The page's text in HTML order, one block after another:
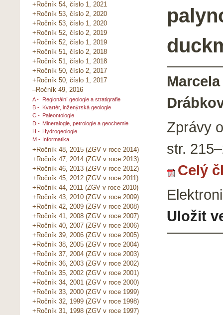
+Ročník 54, číslo 1, 2021
+Ročník 53, číslo 2, 2020
+Ročník 53, číslo 1, 2020
+Ročník 52, číslo 2, 2019
+Ročník 52, číslo 1, 2019
+Ročník 51, číslo 2, 2018
+Ročník 51, číslo 1, 2018
+Ročník 50, číslo 2, 2017
+Ročník 50, číslo 1, 2017
–Ročník 49, 2016
A -
Regionální geologie a stratigrafie
B - Kvartér, inženýrská geologie
C - Paleontologie
D - Mineralogie, petrologie a geochemie
H - Hydrogeologie
M - Informatika
+Ročník 48, 2015 (ZGV v roce 2014)
+Ročník 47, 2014 (ZGV v roce 2013)
+Ročník 46, 2013 (ZGV v roce 2012)
+Ročník 45, 2012 (ZGV v roce 2011)
+Ročník 44, 2011 (ZGV v roce 2010)
+Ročník 43, 2010 (ZGV v roce 2009)
+Ročník 42, 2009 (ZGV v roce 2008)
+Ročník 41, 2008 (ZGV v roce 2007)
+Ročník 40, 2007 (ZGV v roce 2006)
+Ročník 39, 2006 (ZGV v roce 2005)
+Ročník 38, 2005 (ZGV v roce 2004)
+Ročník 37, 2004 (ZGV v roce 2003)
+Ročník 36, 2003 (ZGV v roce 2002)
+Ročník 35, 2002 (ZGV v roce 2001)
+Ročník 34, 2001 (ZGV v roce 2000)
+Ročník 33, 2000 (ZGV v roce 1999)
+Ročník 32, 1999 (ZGV v roce 1998)
+Ročník 31, 1998 (ZGV v roce 1997)
Zprávy
str.
Celý
Uložit